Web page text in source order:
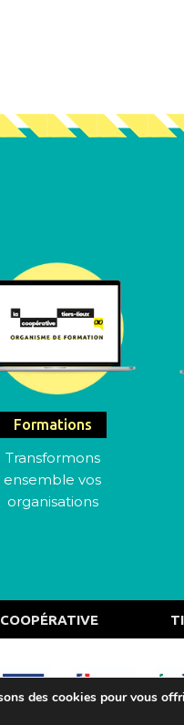
Formations
Transformons
ensemble vos
organisations
COOPÉRATIVE
des cookies pour vous